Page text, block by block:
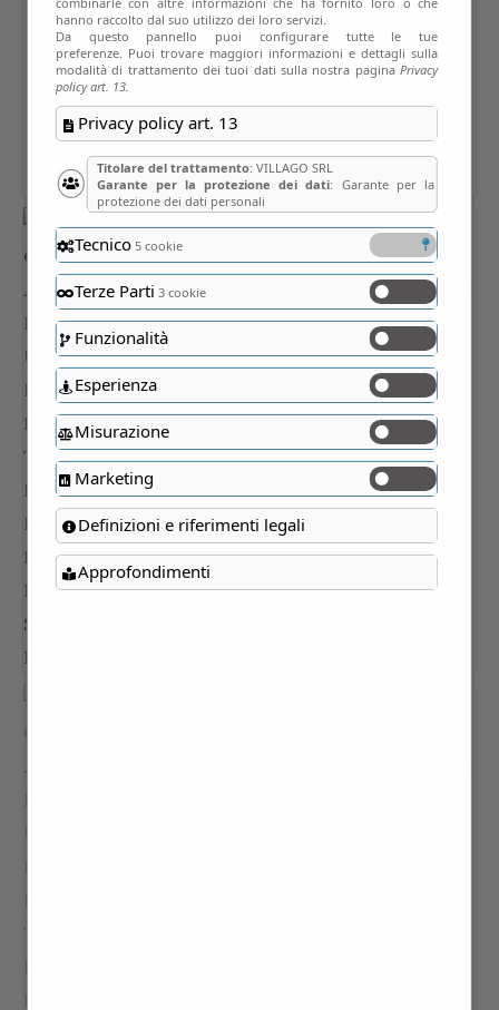
hanno raccolto dal suo utilizzo dei loro servizi.
Da questo pannello puoi configurare tutte le tue
preferenze. Puoi trovare maggiori informazioni e dettagli sulla
modalità di trattamento dei tuoi dati sulla nostra paginaPrivacy
policy art. 13.
Privacy policy art. 13
Titolare del trattamento: VILLAGO SRL
Garante per la protezione dei dati: Garante per la
protezione dei dati personali
Tecnico5 cookie
Terze Parti 3 cookie
Funzionalità
Esperienza
Misurazione
Marketing
Definizioni e riferimenti legali
Approfondimenti